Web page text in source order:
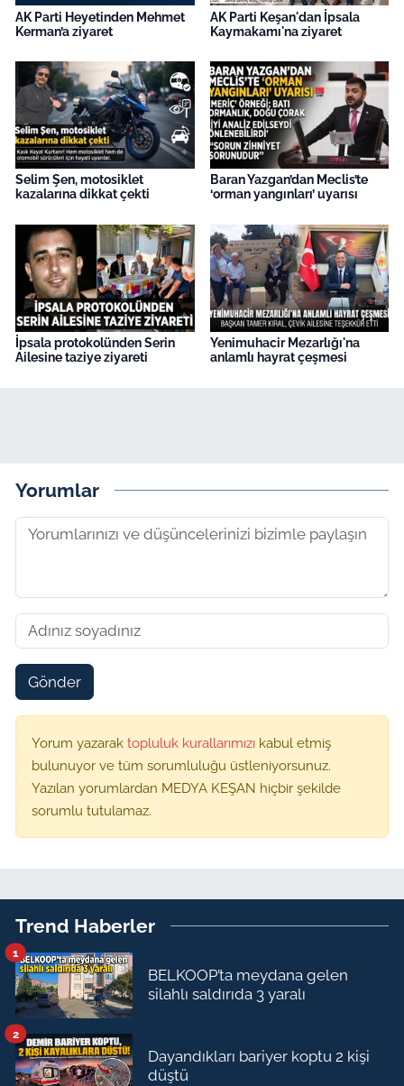
AK Parti Heyetinden Mehmet
Kerman’a ziyaret
AK Parti Keşan'dan İpsala
Kaymakamı'na ziyaret
Selim Şen, motosiklet
kazalarına dikkat çekti
Baran Yazgan’dan Meclis’te
‘orman yangınları’ uyarısı
İpsala protokolünden Serin
Ailesine taziye ziyareti
Yenimuhacir Mezarlığı'na
anlamlı hayrat çeşmesi
Yorumlar
Gönder
Yorum yazarak topluluk kurallarımızı kabul etmiş
bulunuyor ve tüm sorumluluğu üstleniyorsunuz.
Yazılan yorumlardan MEDYA KEŞAN hiçbir şekilde
sorumlu tutulamaz.
Trend Haberler
BELKOOP’ta meydana gelen
silahlı saldırıda 3 yaralı
1
Dayandıkları bariyer koptu 2 kişi
düştü
2